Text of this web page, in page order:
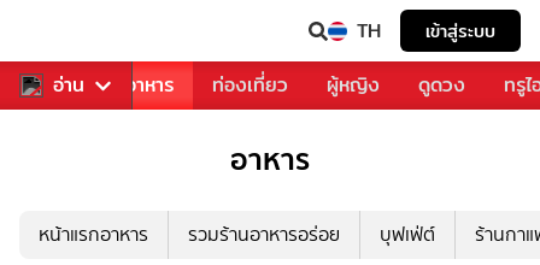
TH เข้าสู่ระบบ
อ่าน
การเพลง อาหาร ท่องเที่ยว ผู้หญิง ดูดวง ทรู
อาหาร
หน้าแรกอาหาร รวมร้านอาหารอร่อย บุฟเฟ่ต์ ร้านกา